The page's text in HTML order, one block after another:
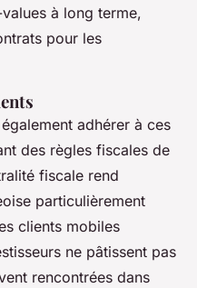
à long terme,
pour les
adhérer à ces
des règles fiscales de
fiscale rend
particulièrement
clients mobiles
ne pâtissent pas
rencontrées dans